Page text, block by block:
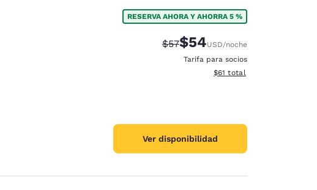
RESERVA AHORA Y AHORRA 5 %
Precio tachado:
$57Precio con descuento:
$54USD/noche
Tarifa para socios
Ver detalles del total
$61 total
Ver disponibilidad